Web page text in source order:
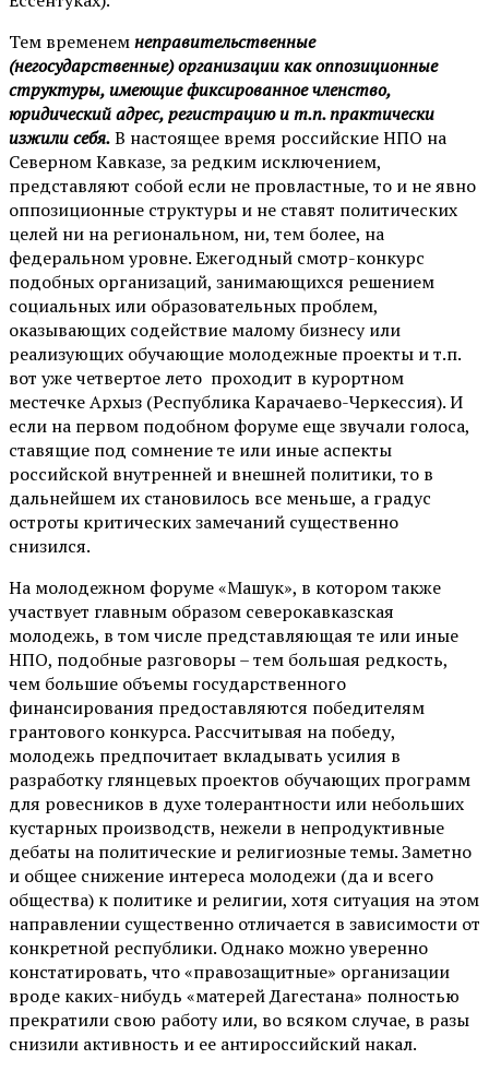
Тем временемнеправительственные
(негосударственные) организации как оппозиционные
структуры, имеющие фиксированное членство,
юридический адрес, регистрацию и т.п. практически
изжили себя.В настоящее время российские НПО на
Северном Кавказе, за редким исключением,
представляют собой если не провластные, то и не явно
оппозиционные структуры и не ставят политических
целей ни на региональном, ни, тем более, на
федеральном уровне. Ежегодный смотр-конкурс
подобных организаций, занимающихся решением
социальных или образовательных проблем,
оказывающих содействие малому бизнесу или
реализующих обучающие молодежные проекты и т.п.
вот уже четвертое лето проходит в курортном
местечке Архыз (Республика Карачаево-Черкессия). И
если на первом подобном форуме еще звучали голоса,
ставящие под сомнение те или иные аспекты
российской внутренней и внешней политики, то в
дальнейшем их становилось все меньше, а градус
остроты критических замечаний существенно
снизился.
На молодежном форуме «Машук», в котором также
участвует главным образом северокавказская
молодежь, в том числе представляющая те или иные
НПО, подобные разговоры – тем большая редкость,
чем большие объемы государственного
финансирования предоставляются победителям
грантового конкурса. Рассчитывая на победу,
молодежь предпочитает вкладывать усилия в
разработку глянцевых проектов обучающих программ
для ровесников в духе толерантности или небольших
кустарных производств, нежели в непродуктивные
дебаты на политические и религиозные темы. Заметно
и общее снижение интереса молодежи (да и всего
общества) к политике и религии, хотя ситуация на этом
направлении существенно отличается в зависимости от
конкретной республики. Однако можно уверенно
констатировать, что «правозащитные» организации
вроде каких-нибудь «матерей Дагестана» полностью
прекратили свою работу или, во всяком случае, в разы
снизили активность и ее антироссийский накал.